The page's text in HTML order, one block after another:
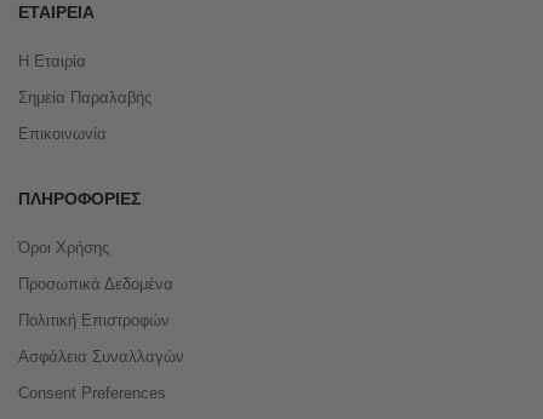
ΕΤΑΙΡΕΊΑ
Η Εταιρία
Σημεία Παραλαβής
Επικοινωνία
ΠΛΗΡΟΦΟΡΊΕΣ
Όροι Χρήσης
Προσωπικά Δεδομένα
Πολιτική Επιστροφών
Ασφάλεια Συναλλαγών
Consent Preferences